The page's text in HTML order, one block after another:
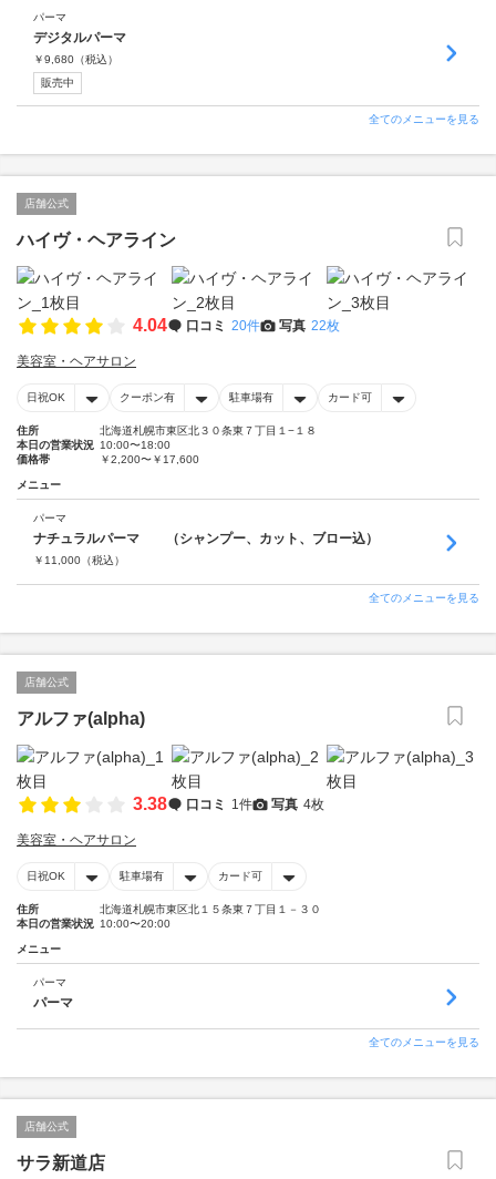
パーマ
デジタルパーマ
￥9,680 （税込）
販売中
全てのメニューを見る
店舗公式
ハイヴ・ヘアライン
4.04 口コミ 20件 写真 22枚
美容室・ヘアサロン
日祝OK クーポン有 駐車場有 カード可
住所
北海道札幌市東区北３０条東７丁目１−１８
本日の営業状況 10:00〜18:00
価格帯
￥2,200〜￥17,600
メニュー
パーマ
ナチュラルパーマ （シャンプー、カット、ブロー込）
￥ 11,000 （税込）
全てのメニューを見る
店舗公式
アルファ(alpha)
3.38 口コミ 1件 写真 4枚
美容室・ヘアサロン
日祝OK 駐車場有 カード可
住所
北海道札幌市東区北１５条東７丁目１－３０
本日の営業状況 10:00〜20:00
メニュー
パーマ
パーマ
全てのメニューを見る
店舗公式
サラ新道店